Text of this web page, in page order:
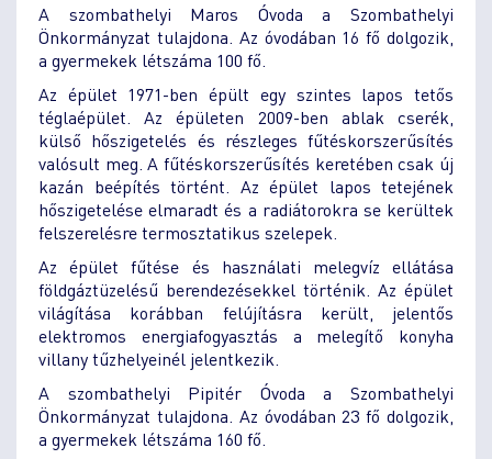
A szombathelyi Maros Óvoda a Szombathelyi
Önkormányzat tulajdona. Az óvodában 16 fő dolgozik,
a gyermekek létszáma 100 fő.
Az épület 1971-ben épült egy szintes lapos tetős
téglaépület. Az épületen 2009-ben ablak cserék,
külső hőszigetelés és részleges fűtéskorszerűsítés
valósult meg. A fűtéskorszerűsítés keretében csak új
kazán beépítés történt. Az épület lapos tetejének
hőszigetelése elmaradt és a radiátorokra se kerültek
felszerelésre termosztatikus szelepek.
Az épület fűtése és használati melegvíz ellátása
földgáztüzelésű berendezésekkel történik. Az épület
világítása korábban felújításra került, jelentős
elektromos energiafogyasztás a melegítő konyha
villany tűzhelyeinél jelentkezik.
A szombathelyi Pipitér Óvoda a Szombathelyi
Önkormányzat tulajdona. Az óvodában 23 fő dolgozik,
a gyermekek létszáma 160 fő.